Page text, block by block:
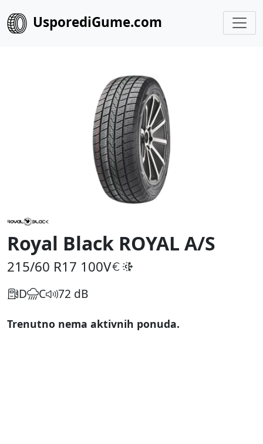
UsporediGume.com
Royal Black ROYAL A/S
215/60 R17 100V
D C 72 dB
Trenutno nema aktivnih ponuda.